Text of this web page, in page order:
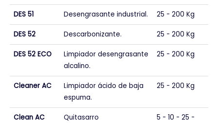
DES 51 Desengrasante industrial. 25 - 200 Kg
DES 52 Descarbonizante. 25 - 200 Kg
DES 52 ECO
Limpiador desengrasante
alcalino.
25 - 200 Kg
Cleaner AC
Limpiador ácido de baja
espuma.
25 - 200 Kg
Clean AC Quitasarro
5 - 10 - 25 -